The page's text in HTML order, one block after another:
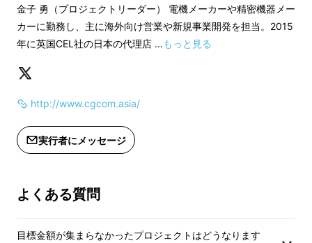
また、スプレーボトルと入れ替える形で非接触
フックやマスクも収納することもできるため、
スプレーボトルを携帯したい方、非接触フック
使い分けることが可能です。
方法
常に携帯が必要な入館証や定期券などをホル
※このリターンでは、配送に必要な住
所を取得します。
※配送先情報には、氏名・郵便番号・
住所・電話番号が含まれます。
※ご注文状況、使
製造工程上の都合
金子 勇（プロジェクトリーダー） 電機メーカーや精密機器メー
カーに勤務し、主に海外向け営業や新規事業開発を担当。2015
年に英国CEL社の日本の代理店 …もっと見る
http://www.cgcom.asia/
実行者にメッセージ
よくある質問
目標金額が集まらなかったプロジェクトはどうなります